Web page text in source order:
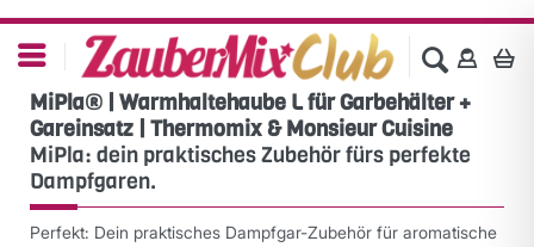
MiPla® | Warmhaltehaube L für Garbehälter +
Gareinsatz | Thermomix & Monsieur Cuisine
MiPla: dein praktisches Zubehör fürs perfekte
Dampfgaren.
Perfekt: Dein praktisches Dampfgar-Zubehör für aromatische